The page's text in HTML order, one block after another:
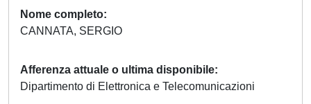
Nome completo
CANNATA, SERGIO
Afferenza attuale o ultima disponibile
Dipartimento di Elettronica e Telecomunicazioni